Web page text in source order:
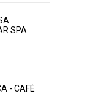
SPA
- CAFÉ